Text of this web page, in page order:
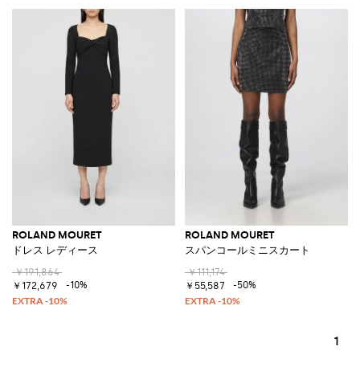
ROLAND MOURET
ドレス レディース
￥191,864
￥172,679
-10%
ROLAND MOURET
スパンコールミニスカート
￥111,174
￥55,587
-50%
1